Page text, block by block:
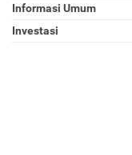
Informasi Umum
Investasi